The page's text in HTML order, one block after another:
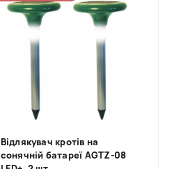
Відлякувач кротів на
сонячній батареї AGTZ-08